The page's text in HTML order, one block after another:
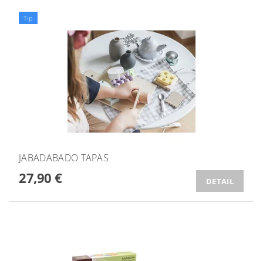
Tip
JABADABADO TAPAS
27,90 € DETAIL